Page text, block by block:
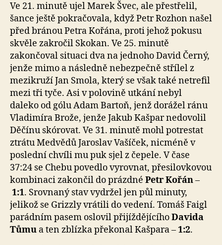
Ve 21. minutě ujel Marek Švec, ale přestřelil,
šance ještě pokračovala, když Petr Rozhon našel
před bránou Petra Kořána, proti jehož pokusu
skvěle zakročil Skokan. Ve 25. minutě
zakončoval situaci dva na jednoho David Černý,
jenže mimo a následně nebezpečně střílel z
mezikruží Jan Smola, který se však také netrefil
mezi tři tyče. Asi v polovině utkání nebyl
daleko od gólu Adam Bartoň, jenž dorážel ránu
Vladimíra Brože, jenže Jakub Kašpar nedovolil
Děčínu skórovat. Ve 31. minutě mohl potrestat
ztrátu Medvědů Jaroslav Vašíček, nicméně v
poslední chvíli mu puk sjel z čepele. V čase
37:24 se Chebu povedlo vyrovnat, přesilovkovou
kombinaci zakončil do prázdné Petr Kořán–
1:1. Srovnaný stav vydržel jen půl minuty,
jelikož se Grizzly vrátili do vedení. Tomáš Faigl
parádním pasem oslovil přijíždějícíhoDavida
Tůmu a ten zblízka překonal Kašpara –1:2.